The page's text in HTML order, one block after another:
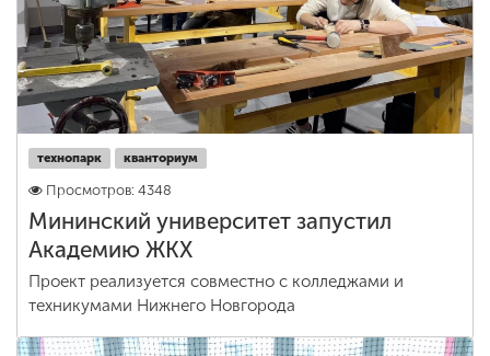
технопарк кванториум
Просмотров: 4348
Мининский университет запустил
Академию ЖКХ
Проект реализуется совместно с колледжами и
техникумами Нижнего Новгорода